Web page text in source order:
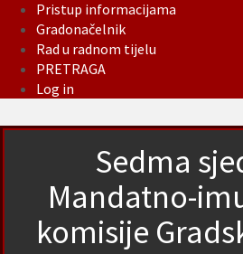
Pristup informacijama
Gradonačelnik
Rad u radnom tijelu
PRETRAGA
Log in
Sedma
Mandatno-
komisije